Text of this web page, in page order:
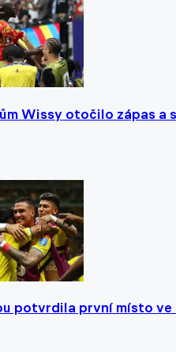
Wissy otočilo zápas a
potvrdila první místo ve